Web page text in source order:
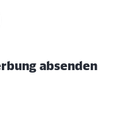
absenden